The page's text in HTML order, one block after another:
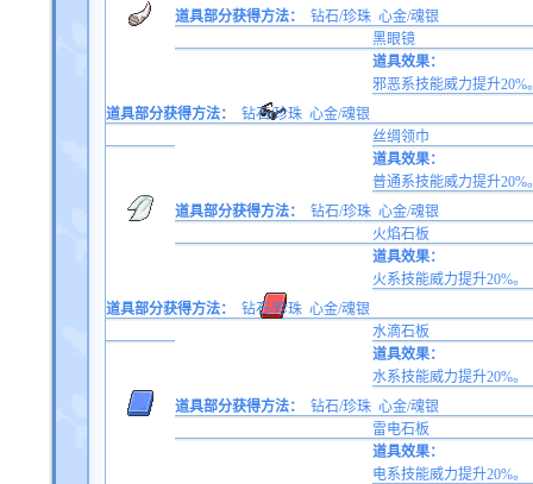
道具部分获得方法：
钻石/珍珠 心金/魂银
黑眼镜
道具效果：
邪恶系技能威力提升20%
道具部分获得方法：
钻石/珍珠 心金/魂银
丝绸领巾
道具效果：
普通系技能威力提升20%
道具部分获得方法：
钻石/珍珠 心金/魂银
火焰石板
道具效果：
火系技能威力提升20%。
道具部分获得方法：
钻石/珍珠 心金/魂银
水滴石板
道具效果：
水系技能威力提升20%。
道具部分获得方法：
钻石/珍珠 心金/魂银
雷电石板
道具效果：
电系技能威力提升20%。